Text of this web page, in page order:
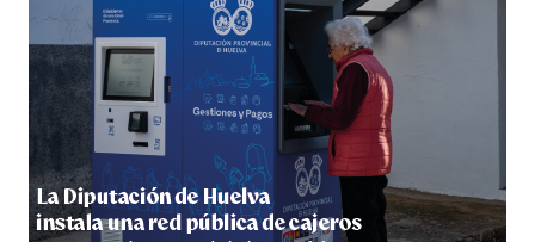
5º DÍA DE LAS FIESTAS COLOMBINAS 2026
hace 5 días·Huelvatv